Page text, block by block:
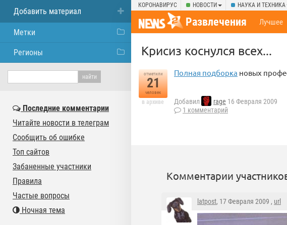
КОРОНАВИРУС НОВОСТИ НАУКА И ТЕХНИКА
Развлечения Лучшее
Крисиз коснулся всех...
отметили
21
человек
в архиве
Полная подборка новых
Добавил rage 16 Февраля 2009
1 комментарий
Комментарии
latpost, 17 Февраля 2009 , url
Добавить материал
Метки
Регионы
Последние комментарии
Читайте новости в телеграм
Сообщить об ошибке
Топ сайтов
Забаненные участники
Правила
Частые вопросы
Ночная тема